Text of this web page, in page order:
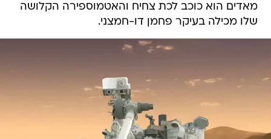
מאדים הוא כוכב לכת צחיח והאטמוספירה הקלושה
שלו מכילה בעיקר פחמן דו-חמצני.